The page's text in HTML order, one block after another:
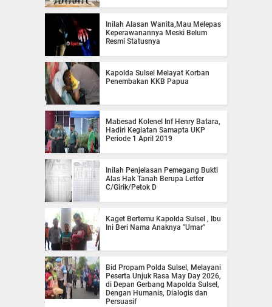
Inilah Alasan Wanita,Mau Melepas
Keperawanannya Meski Belum
Resmi Statusnya
Kapolda Sulsel Melayat Korban
Penembakan KKB Papua
Mabesad Kolenel Inf Henry Batara,
Hadiri Kegiatan Samapta UKP
Periode 1 April 2019
Inilah Penjelasan Pemegang Bukti
Alas Hak Tanah Berupa Letter
C/Girik/Petok D
Kaget Bertemu Kapolda Sulsel , Ibu
Ini Beri Nama Anaknya "Umar"
Bid Propam Polda Sulsel, Melayani
Peserta Unjuk Rasa May Day 2026,
di Depan Gerbang Mapolda Sulsel,
Dengan Humanis, Dialogis dan
Persuasif